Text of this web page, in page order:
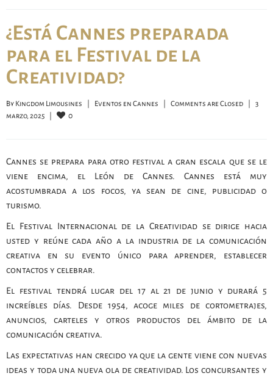
¿Está Cannes preparada
para el Festival de la
Creatividad?
By Kingdom Limousines Eventos en Cannes Comments are Closed
3
marzo, 2025
0
Cannes se prepara para otro festival a gran escala que se le
viene encima, el León de Cannes. Cannes está muy
acostumbrada a los focos, ya sean de cine, publicidad o
turismo.
El Festival Internacional de la Creatividad se dirige hacia
usted y reúne cada año a la industria de la comunicación
creativa en su evento único para aprender, establecer
contactos y celebrar.
El festival tendrá lugar del 17 al 21 de junio y durará 5
increíbles días. Desde 1954, acoge miles de cortometrajes,
anuncios, carteles y otros productos del ámbito de la
comunicación creativa.
Las expectativas han crecido ya que la gente viene con nuevas
ideas y toda una nueva ola de creatividad. Los concursantes y